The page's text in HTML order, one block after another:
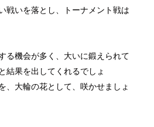
いを落とし、トーナメント戦は
る機会が多く、大いに鍛えられて
結果を出してくれるでしょ
大輪の花として、咲かせましょ